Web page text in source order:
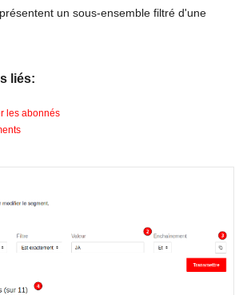
un sous-ensemble filtré d'une
liés:
les abonnés